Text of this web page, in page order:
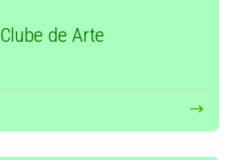
Clube de Arte